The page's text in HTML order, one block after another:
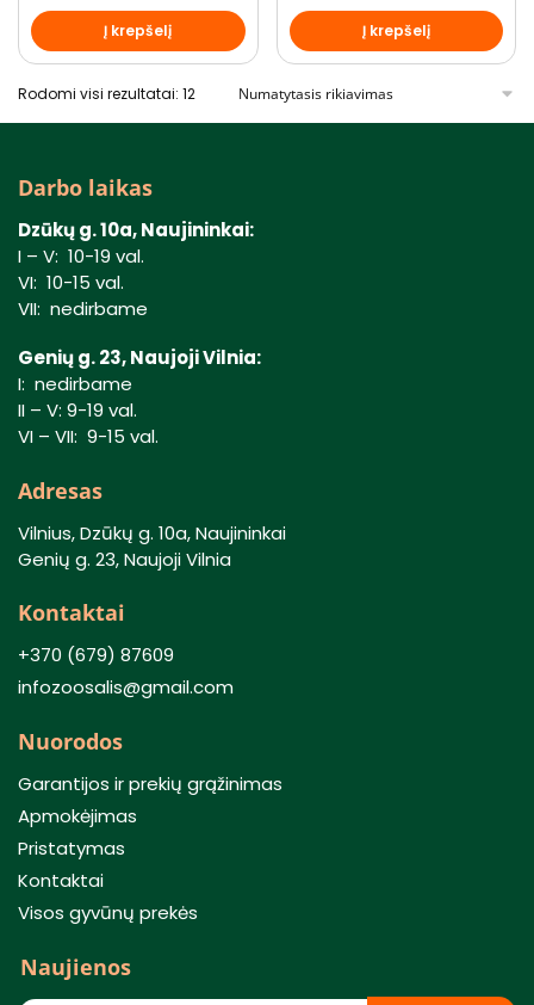
Į krepšelį Į krepšelį
Rodomi visi rezultatai: 12
Darbo laikas
Dzūkų g. 10a, Naujininkai:
I – V: 10-19 val.
VI: 10-15 val.
VII: nedirbame
Genių g. 23, Naujoji Vilnia:
I: nedirbame
II – V: 9-19 val.
VI – VII: 9-15 val.
Adresas
Vilnius, Dzūkų g. 10a, Naujininkai
Genių g. 23, Naujoji Vilnia
Kontaktai
+370 (679) 87609
infozoosalis@gmail.com
Nuorodos
Garantijos ir prekių grąžinimas
Apmokėjimas
Pristatymas
Kontaktai
Visos gyvūnų prekės
Naujienos